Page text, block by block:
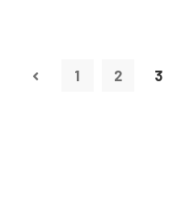
1 2 3